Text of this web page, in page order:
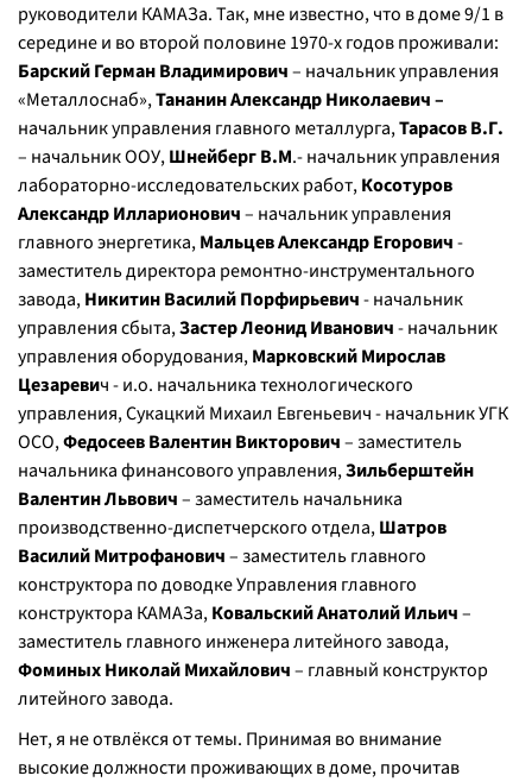
руководители КАМАЗа. Так, мне известно, что в доме 9/1 в
середине и во второй половине 1970-х годов проживали:
Барский Герман Владимирович– начальник управления
«Металлоснаб»,Тананин Александр Николаевич –
начальник управления главного металлурга,Тарасов В.Г.
– начальник ООУ,Шнейберг В.М.- начальник управления
лабораторно-исследовательских работ,Косотуров
Александр Илларионович– начальник управления
главного энергетика,Мальцев Александр Егорович-
заместитель директора ремонтно-инструментального
завода,Никитин Василий Порфирьевич- начальник
управления сбыта,Застер Леонид Иванович- начальник
управления оборудования,Марковский Мирослав
Цезаревич - и.о. начальника технологического
управления, Сукацкий Михаил Евгеньевич - начальник УГК
ОСО,Федосеев Валентин Викторович– заместитель
начальника финансового управления,Зильберштейн
Валентин Львович– заместитель начальника
производственно-диспетчерского отдела,Шатров
Василий Митрофанович– заместитель главного
конструктора по доводке Управления главного
конструктора КАМАЗа,Ковальский Анатолий Ильич–
заместитель главного инженера литейного завода,
Фоминых Николай Михайлович– главный конструктор
литейного завода.
Нет, я не отвлёкся от темы. Принимая во внимание
высокие должности проживающих в доме, прочитав